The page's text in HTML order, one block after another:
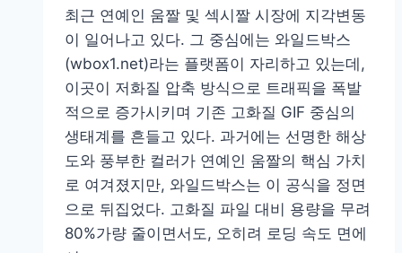
국
게
임
물
관
리
위
원
회
규
최근 연예인 움짤 및 섹시짤 시장에 지각변동
이 일어나고 있다. 그 중심에는 와일드박스
(wbox1.net)라는 플랫폼이 자리하고 있는데,
이곳이 저화질 압축 방식으로 트래픽을 폭발
적으로 증가시키며 기존 고화질 GIF 중심의
생태계를 흔들고 있다. 과거에는 선명한 해상
도와 풍부한 컬러가 연예인 움짤의 핵심 가치
로 여겨졌지만, 와일드박스는 이 공식을 정면
으로 뒤집었다. 고화질 파일 대비 용량을 무려
80%가량 줄이면서도, 오히려 로딩 속도 면에